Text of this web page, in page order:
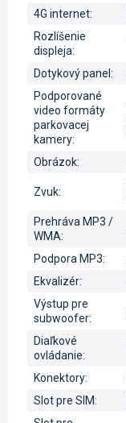
4G internet:
Rozlíšenie
displeja:
Dotykový panel :
Podporované
video formáty
parkovacej
kamery:
Obrázok:
Zvuk:
Prehráva MP3 /
WMA:
Podpora MP3:
Ekvalizér:
Výstup pre
subwoofer:
Diaľkové
ovládanie:
Konektory:
Slot pre SIM: